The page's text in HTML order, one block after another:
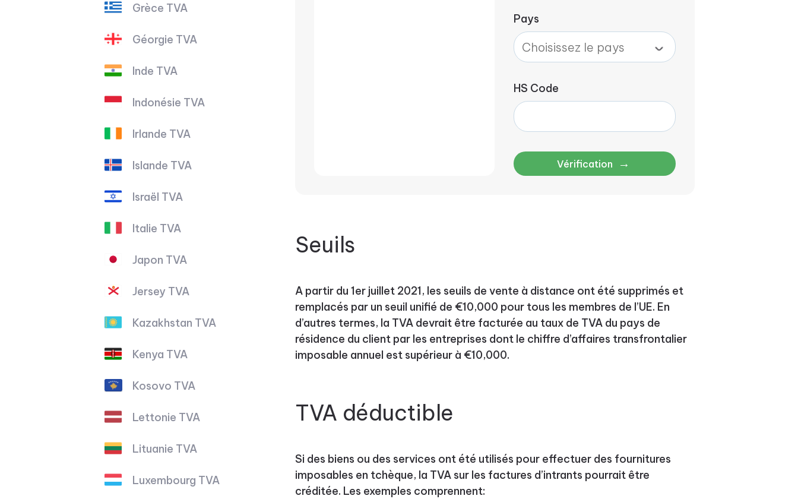
Grèce TVA
Géorgie TVA
Inde TVA
Indonésie TVA
Irlande TVA
Islande TVA
Israël TVA
Italie TVA
Japon TVA
Jersey TVA
Kazakhstan TVA
Kenya TVA
Kosovo TVA
Lettonie TVA
Lituanie TVA
Luxembourg TVA
Pays
HS Code
Vérification →
Seuils
A partir du 1er juillet 2021, les seuils de vente à distance ont été supprimés et
remplacés par un seuil unifié de €10,000 pour tous les membres de l’UE. En
d’autres termes, la TVA devrait être facturée au taux de TVA du pays de
résidence du client par les entreprises dont le chiffre d’affaires transfrontalier
imposable annuel est supérieur à €10,000.
TVA déductible
Si des biens ou des services ont été utilisés pour effectuer des fournitures
imposables en tchèque, la TVA sur les factures d’intrants pourrait être
créditée. Les exemples comprennent: